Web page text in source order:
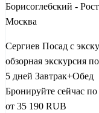
Борисоглебский -
Москва
Сергиев Посад с
обзорная экскурсия
5 дней Завтрак+Обед
Бронируйте сейчас
от 35 190 RUB